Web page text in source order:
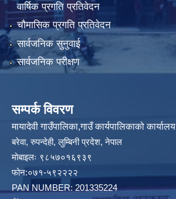
वार्षिक प्रगति प्रतिवेदन
चौमासिक प्रगति प्रतिवेदन
सार्वजनिक सुनुवाई
सार्वजनिक परीक्षण
सम्पर्क विवरण
मायादेवी गाउँपालिका,गाउँ कार्यपालिकाको कार्यालय
बरेवा, रुपन्देही, लुम्बिनी प्रदेश, नेपाल
मोबाइलः ९८५७०१६९३९
फोन:०७१-५९२२२२
PAN NUMBER: 201335224